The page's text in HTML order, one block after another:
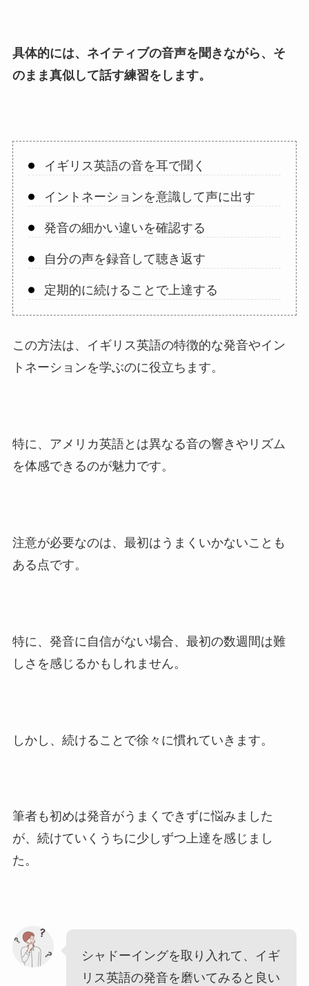
具体的には、ネイティブの音声を聞きながら、そ
のまま真似して話す練習をします。
イギリス英語の音を耳で聞く
イントネーションを意識して声に出す
発音の細かい違いを確認する
自分の声を録音して聴き返す
定期的に続けることで上達する
この方法は、イギリス英語の特徴的な発音やイン
トネーションを学ぶのに役立ちます。
特に、アメリカ英語とは異なる音の響きやリズム
を体感できるのが魅力です。
注意が必要なのは、最初はうまくいかないことも
ある点です。
特に、発音に自信がない場合、最初の数週間は難
しさを感じるかもしれません。
しかし、続けることで徐々に慣れていきます。
筆者も初めは発音がうまくできずに悩みました
が、続けていくうちに少しずつ上達を感じまし
た。
シャドーイングを取り入れて、イギ
リス英語の発音を磨いてみると良い